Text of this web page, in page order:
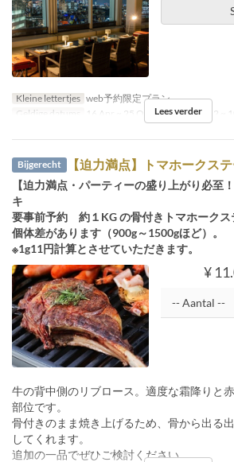
Kleine lettertjes web予約限定プラン
Geldige datums
16 Apr ~ 25 Okt Bestellimiet 2 ~
Lees verder
Bijgerecht 【迫力満点】トマホークス
【迫力満点・パーティーの盛り上がり必至
キ
要事前予約 約１KG の骨付きトマホーク
個体差があります（900g～1500gほど）。
※1g11円計算とさせていただきます。
¥
牛の背中側のリブロース。適度な霜降りと
部位です。
骨付きのまま焼き上げるため、骨から出る
してくれます。
追加の一品でぜひご検討ください。